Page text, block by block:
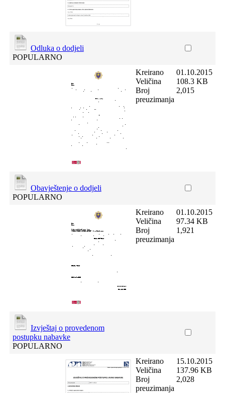
Odluka o dodjeli
POPULARNO
Kreirano
Veličina
Broj
preuzimanja
01.10.2015
108.3 KB
2,015
Obavještenje o dodjeli
POPULARNO
Kreirano
Veličina
Broj
preuzimanja
01.10.2015
97.34 KB
1,921
Izvještaj o provedenom
postupku nabavke
POPULARNO
Kreirano
Veličina
Broj
preuzimanja
15.10.2015
137.96 KB
2,028